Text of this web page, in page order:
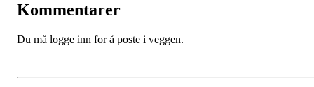
Kommentarer
Du må logge inn for å poste i veggen.